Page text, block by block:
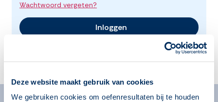
Deze website maakt gebruik van cookies
We gebruiken cookies om oefenresultaten bij te houden
Wachtwoord vergeten?
Inloggen